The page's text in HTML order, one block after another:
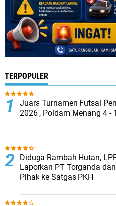
TERPOPULER
Juara Turnamen Futsal
2026 , Poldam Menang 4 -
Diduga Rambah Hutan,
Laporkan PT Torganda
Pihak ke Satgas PKH